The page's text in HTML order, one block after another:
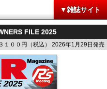
▼雑誌サイト
FILE 2025
３１００円（税込） 2026年1月29日発売